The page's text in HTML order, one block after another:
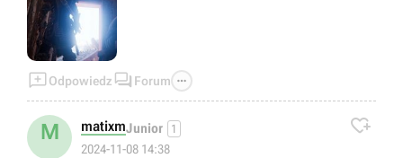
Odpowiedz  Forum 
M matixmJunior 1
2024-11-08 14:38
